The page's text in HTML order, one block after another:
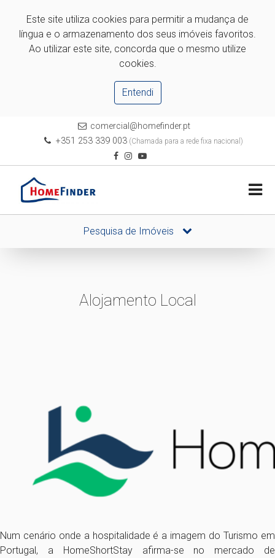
Este site utiliza cookies para permitir a mudança de
língua e o armazenamento dos seus imóveis favoritos.
Ao utilizar este site, concorda que o mesmo utilize
cookies.
Entendi
comercial@homefinder.pt
+351 253 339 003(Chamada para a rede fixa nacional)
Pesquisa de Imóveis
Alojamento Local
Num cenário onde a hospitalidade é a imagem do Turismo em
Portugal, a HomeShortStay afirma-se no mercado de